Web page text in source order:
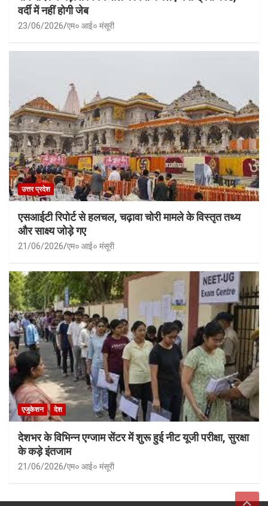
वर्दी में नहीं होगी जेब
23/06/2026 एम० आई० मंसूरी
उत्तर प्रदेश
एसआईटी रिपोर्ट से हलचल, चढ़ावा चोरी मामले के विस्तृत तथ्य
और साक्ष्य जोड़े गए
21/06/2026 एम० आई० मंसूरी
एजुकेशन देश
देशभर के विभिन्न एग्जाम सेंटर में शुरू हुई नीट यूजी परीक्षा, सुरक्षा
के कड़े इंतजाम
21/06/2026 एम० आई० मंसूरी